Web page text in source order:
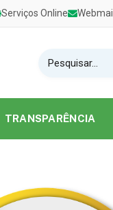
Serviços Online Webmail
TRANSPARÊNCIA